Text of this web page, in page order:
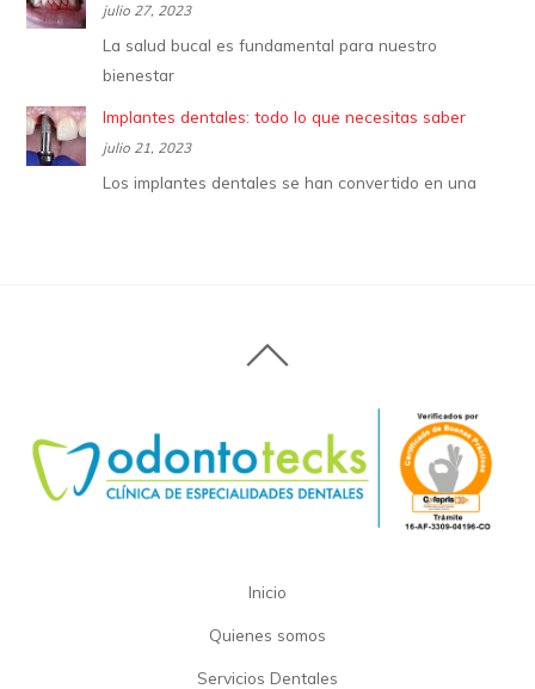
julio 27, 2023
La salud bucal es fundamental para nuestro
bienestar
Implantes dentales: todo lo que necesitas saber
julio 21, 2023
Los implantes dentales se han convertido en una
Inicio
Quienes somos
Servicios Dentales